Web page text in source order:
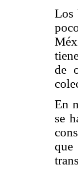
Los
de
En
se